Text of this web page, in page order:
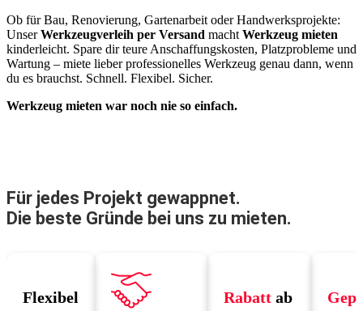
Ob für Bau, Renovierung, Gartenarbeit oder Handwerksprojekte:
UnserWerkzeugverleih per Versand macht Werkzeug mieten
kinderleicht. Spare dir teure Anschaffungskosten, Platzprobleme und
Wartung – miete lieber professionelles Werkzeug genau dann, wenn
du es brauchst. Schnell. Flexibel. Sicher.
Werkzeug mieten war noch nie so einfach.
Für jedes Projekt gewappnet.
Die beste Gründe bei uns zu mieten.
Flexibel
Rabatt ab